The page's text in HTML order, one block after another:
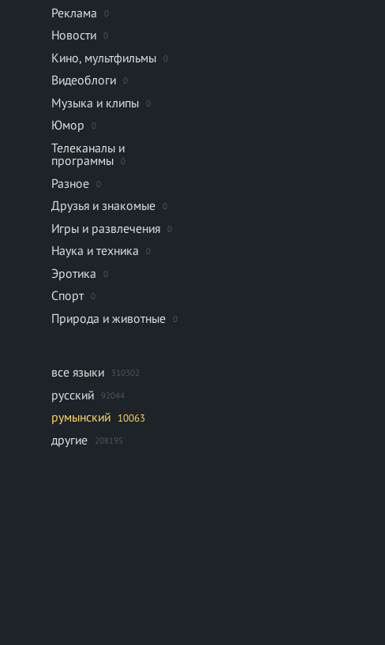
Реклама 0
Новости 0
Кино, мультфильмы 0
Видеоблоги 0
Музыка и клипы 0
Юмор 0
Телеканалы и
программы
0
Разное 0
Друзья и знакомые 0
Игры и развлечения 0
Наука и техника 0
Эротика 0
Спорт 0
Природа и животные 0
все языки 310302
русский 92044
румынский 10063
другие 208195